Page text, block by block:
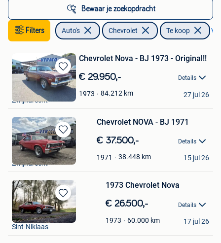
Bewaar je zoekopdracht
Filters Auto's Chevrolet Te koop
Bewaren
in
Mijn
Favorieten
Chevrolet Nova - BJ 1973 - Original!!
€ 29.950,- Details
1973 84.212 km
VERACO NV.
Zwijndrecht
27 jul 26
Bewaren
in
Mijn
Favorieten
Chevrolet NOVA - BJ 1971
€ 37.500,- Details
1971 38.448 km
VERACO NV.
Zwijndrecht
15 jul 26
Bewaren
in
Mijn
1973 Chevrolet Nova
€ 26.500,- Details
1973 60.000 km
California Dream
Sint-Niklaas
17 jul 26